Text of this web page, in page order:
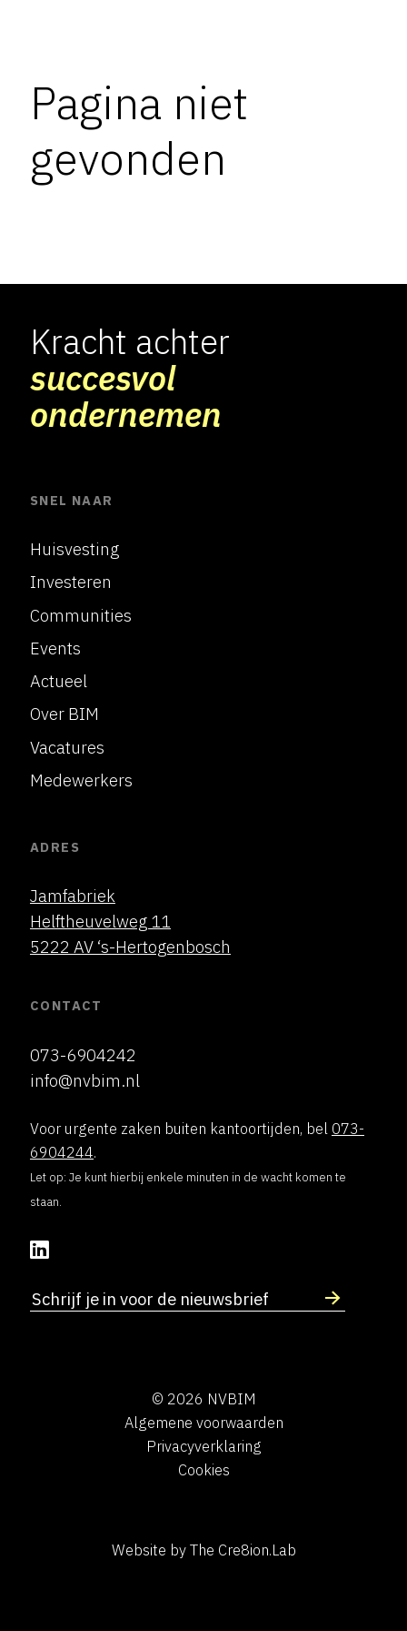
Pagina niet
gevonden
Kracht achter
succesvol
ondernemen
SNEL NAAR
Huisvesting
Investeren
Communities
Events
Actueel
Over BIM
Vacatures
Medewerkers
ADRES
Jamfabriek
Helftheuvelweg 11
5222 AV ‘s-Hertogenbosch
CONTACT
073-6904242
info@nvbim.nl
Voor urgente zaken buiten kantoortijden, bel 073-
6904244.
Let op: Je kunt hierbij enkele minuten in de wacht komen te
staan.
© 2026 NVBIM
Algemene voorwaarden
Privacyverklaring
Cookies
Website by The Cre8ion.Lab